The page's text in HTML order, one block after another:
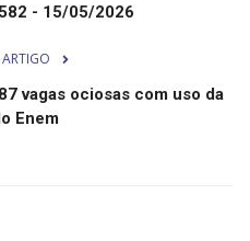
- 15/05/2026
vagas ociosas com uso da
Enem